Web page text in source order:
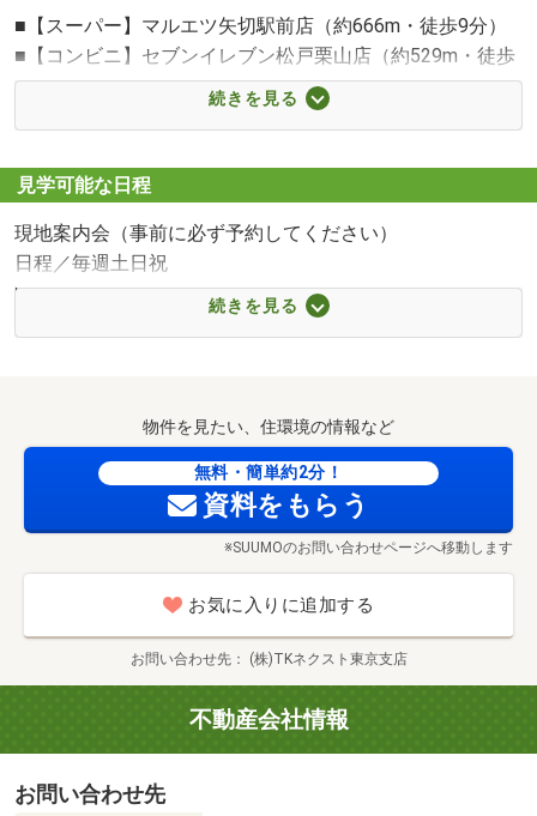
■【スーパー】マルエツ矢切駅前店（約666m・徒歩9分）
■【コンビニ】セブンイレブン松戸栗山店（約529m・徒歩
7分）
■【コンビニ】ファミリーマート市川国府台店（約816m・
■【ドラッグストア】ウエルシア市川国府台店（約665m・
徒歩9分）
■【ドラッグストア】マツモトキヨシ矢切店（約739m・徒
歩10分）
■【小学校】市川市立国府台小学校（約1050m・徒歩14
■【幼稚園・保育園】国府台保育園（約962m・徒歩13分）
■【郵便局】市川国府台郵便局（約767m・徒歩10分）
■【銀行】千葉銀行矢切支店（約577m・徒歩8分）
■【病院】吉野内科・神経内科医院（約800m・徒歩10分）
■【病院】学校法人国際医療福祉大学国際医療福祉大学市
■【公園】里見公園（約748m・徒歩10分）
続きを見る
見学可能な日程
現地案内会（事前に必ず予約してください）
日程／毎週土日祝
時間／10:00～17:00
ご案内は土日祝日だけではなく、平日も可能です。
ぜひお電話または資料請求よりお問い合わせください。
■ご自宅や駅、ご指定いただいた場所に無料でお迎えに参
ります。
当該物件以外にも、近隣の物件や周辺環境も合わせてご案
■当日はデジカメやスマホでの写真撮影ももちろん可能で
■お子様連れのご案内ももちろん大歓迎です。
続きを見る
物件を見たい、住環境の情報など
無料・簡単約2分！
資料をもらう
※SUUMOのお問い合わせページへ移動します
お気に入りに追加する
お問い合わせ先 (株)TKネクスト東京支店
不動産会社情報
お問い合わせ先